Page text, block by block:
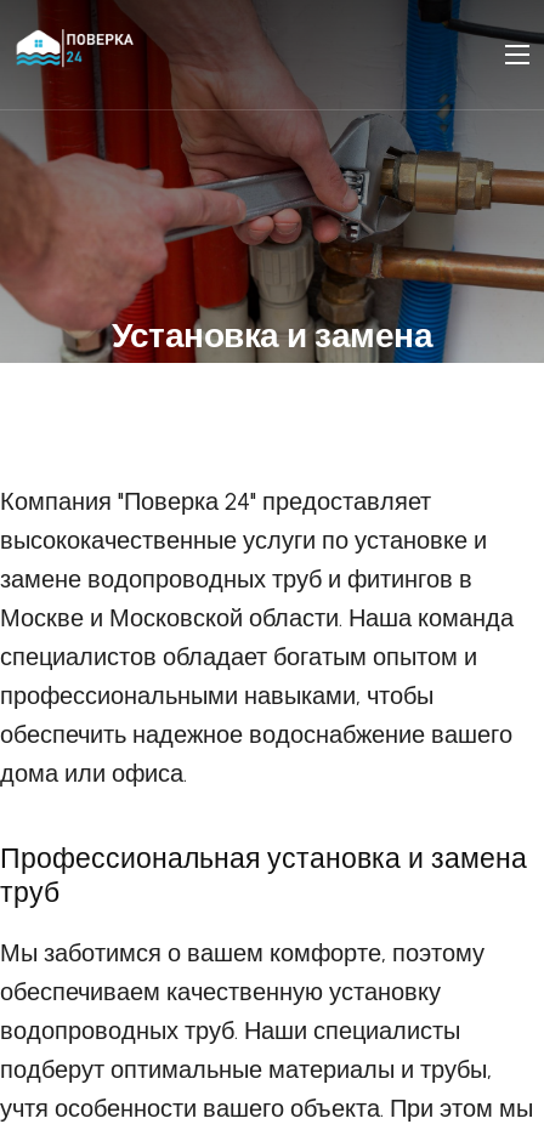
Установка и замена
водопроводных труб и
Компания "Поверка 24" предоставляет
высококачественные услуги по установке и
замене водопроводных труб и фитингов в
Москве и Московской области. Наша команда
специалистов обладает богатым опытом и
профессиональными навыками, чтобы
обеспечить надежное водоснабжение вашего
дома или офиса.
Профессиональная установка и замена
труб
Мы заботимся о вашем комфорте, поэтому
обеспечиваем качественную установку
водопроводных труб. Наши специалисты
подберут оптимальные материалы и трубы,
учтя особенности вашего объекта. При этом мы